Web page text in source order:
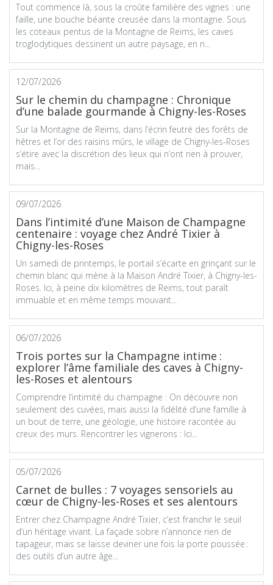
Tout commence là, sous la croûte familière des vignes : une
faille, une bouche béante creusée dans la montagne. Sous
les coteaux pentus de la Montagne de Reims, les caves
troglodytiques dessinent un autre paysage, en n...
12/07/2026
Sur le chemin du champagne : Chronique
d’une balade gourmande à Chigny-les-Roses
Sur la Montagne de Reims, dans l’écrin feutré des forêts de
hêtres et l’or des raisins mûrs, le village de Chigny-les-Roses
s’étire avec la discrétion des lieux qui n’ont rien à prouver,
mais...
09/07/2026
Dans l’intimité d’une Maison de Champagne
centenaire : voyage chez André Tixier à
Chigny-les-Roses
Un samedi de printemps, le portail s’écarte en grinçant sur le
chemin blanc qui mène à la Maison André Tixier, à Chigny-les-
Roses. Ici, à peine dix kilomètres de Reims, tout paraît
immuable et en même temps mouvant...
06/07/2026
Trois portes sur la Champagne intime :
explorer l’âme familiale des caves à Chigny-
les-Roses et alentours
Comprendre l’intimité du champagne : On découvre non
seulement des cuvées, mais aussi la fidélité d’une famille à
un bout de terre, une géologie, une histoire racontée au
creux des murs. Rencontrer les vignerons : Ici...
05/07/2026
Carnet de bulles : 7 voyages sensoriels au
cœur de Chigny-les-Roses et ses alentours
Entrer chez Champagne André Tixier, c’est franchir le seuil
d’un héritage vivant. La façade sobre n’annonce rien de
tapageur, mais se laisse deviner une fois la porte poussée :
des outils d’un autre âge...